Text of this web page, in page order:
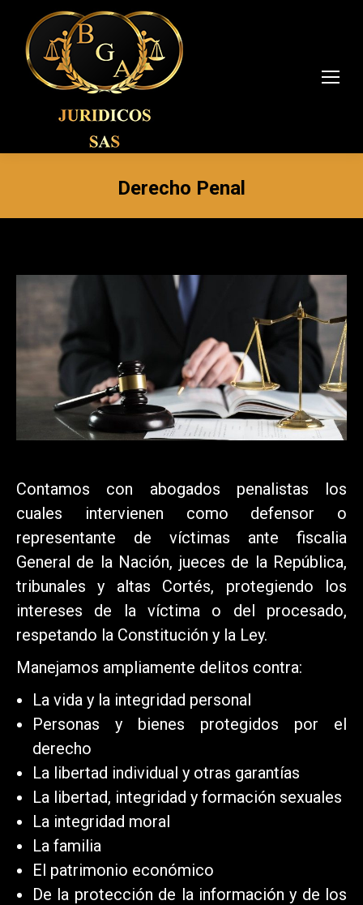
Derecho Penal
Contamos con abogados penalistas los
cuales intervienen como defensor o
representante de víctimas ante fiscalia
General de la Nación, jueces de la República,
tribunales y altas Cortés, protegiendo los
intereses de la víctima o del procesado,
respetando la Constitución y la Ley.
Manejamos ampliamente delitos contra:
La vida y la integridad personal
Personas y bienes protegidos por el
derecho
La libertad individual y otras garantías
La libertad, integridad y formación sexuales
La integridad moral
La familia
El patrimonio económico
De la protección de la información y de los